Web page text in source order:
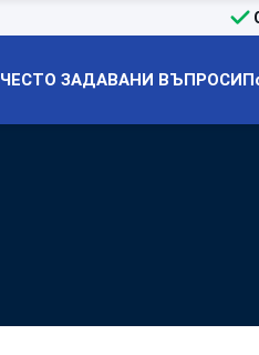
ЧЕСТО ЗАДАВАНИ ВЪПРОСИ